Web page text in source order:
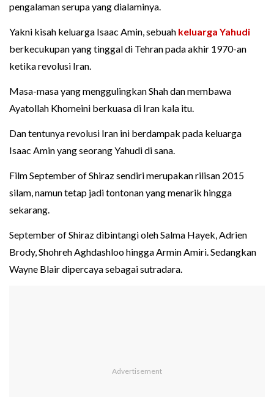
pengalaman serupa yang dialaminya.
Yakni kisah keluarga Isaac Amin, sebuah keluarga Yahudi
berkecukupan yang tinggal di Tehran pada akhir 1970-an
ketika revolusi Iran.
Masa-masa yang menggulingkan Shah dan membawa
Ayatollah Khomeini berkuasa di Iran kala itu.
Dan tentunya revolusi Iran ini berdampak pada keluarga
Isaac Amin yang seorang Yahudi di sana.
Film September of Shiraz sendiri merupakan rilisan 2015
silam, namun tetap jadi tontonan yang menarik hingga
sekarang.
September of Shiraz dibintangi oleh Salma Hayek, Adrien
Brody, Shohreh Aghdashloo hingga Armin Amiri. Sedangkan
Wayne Blair dipercaya sebagai sutradara.